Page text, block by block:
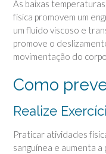
As baixas
física promovem um
um fluido viscoso e
promove o
movimentação do
Como
Realize
Praticar atividades
sanguínea e aumenta